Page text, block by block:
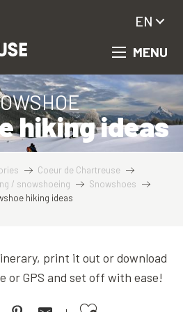
MENU
EN
hiking ideas
Coeur de Chartreuse
/ snowshoeing
Snowshoes
hiking ideas
print it out or download
or GPS and set off with ease!